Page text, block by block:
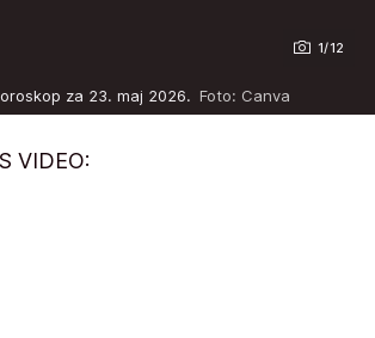
1/12
za 23. maj 2026. Foto: Canva
VIDEO: